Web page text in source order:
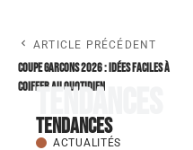
ARTICLE PRÉCÉDENT
Coupe garcons 2026 : idées faciles à
coiffer au quotidien
Tendances
Tendances
ACTUALITÉS